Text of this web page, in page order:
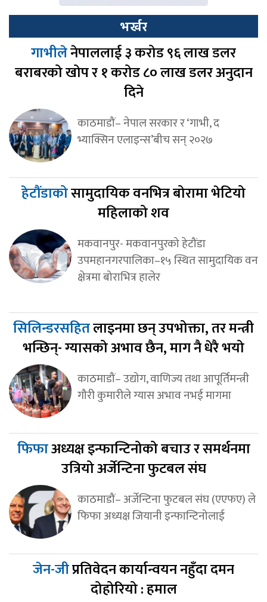
भर्खर
गाभीलेनेपाललाई ३ करोड ९६ लाख डलर
बराबरको खोप र १ करोड ८० लाख डलर अनुदान
दिने
काठमाडौं– नेपाल सरकार र ‘गाभी, द
भ्याक्सिन एलाइन्स’बीच सन् २०२७
हेटौंडाकोसामुदायिक वनभित्र बोरामा भेटियो
महिलाको शव
मकवानपुर- मकवानपुरको हेटौंडा
उपमहानगरपालिका–१५ स्थित सामुदायिक वन
क्षेत्रमा बोराभित्र हालेर
सिलिन्डरसहितलाइनमा छन् उपभोक्ता, तर मन्त्री
भन्छिन्- ग्यासको अभाव छैन, माग नै धेरै भयो
काठमाडौं– उद्योग, वाणिज्य तथा आपूर्तिमन्त्री
गौरी कुमारीले ग्यास अभाव नभई मागमा
फिफाअध्यक्ष इन्फान्टिनोको बचाउ र समर्थनमा
उत्रियो अर्जेन्टिना फुटबल संघ
काठमाडौं– अर्जेन्टिना फुटबल संघ (एएफए) ले
फिफा अध्यक्ष जियानी इन्फान्टिनोलाई
जेन-जीप्रतिवेदन कार्यान्वयन नहुँदा दमन
दोहोरियो : हमाल